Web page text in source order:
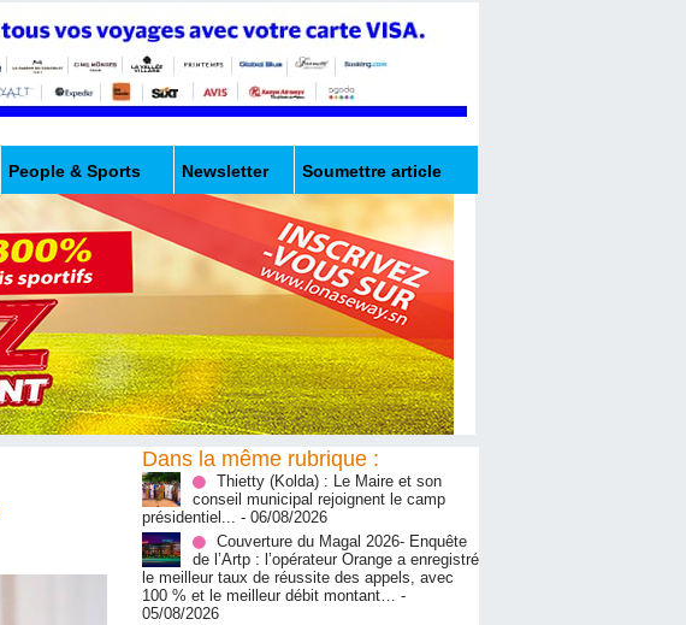
People & Sports Newsletter Soumettre article
Dans la même rubrique :
‎Thietty (Kolda) : Le Maire et son
conseil municipal rejoignent le camp
présidentiel... - 06/08/2026
Couverture du Magal 2026- Enquête
de l’Artp : l’opérateur Orange a enregistré
le meilleur taux de réussite des appels, avec
100 % et le meilleur débit montant… -
05/08/2026